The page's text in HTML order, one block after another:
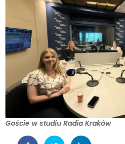
Goście w studiu Radia Kraków